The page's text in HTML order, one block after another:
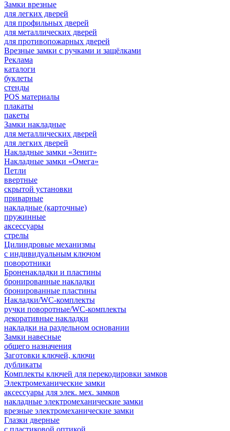
Замки врезные
для легких дверей
для профильных дверей
для металлических дверей
для противопожарных дверей
Врезные замки с ручками и защёлками
Реклама
каталоги
буклеты
стенды
POS материалы
плакаты
пакеты
Замки накладные
для металлических дверей
для легких дверей
Накладные замки «Зенит»
Накладные замки «Омега»
Петли
ввертные
скрытой установки
приварные
накладные (карточные)
пружинные
аксессуары
стрелы
Цилиндровые механизмы
с индивидуальным ключом
поворотники
Броненакладки и пластины
бронированные накладки
бронированные пластины
Накладки/WC-комплекты
ручки поворотные/WC-комплекты
декоративные накладки
накладки на раздельном основании
Замки навесные
общего назначения
Заготовки ключей, ключи
дубликаты
Комплекты ключей для перекодировки замков
Электромеханические замки
аксессуары для элек. мех. замков
накладные электромеханические замки
врезные электромеханические замки
Глазки дверные
с пластиковой оптикой